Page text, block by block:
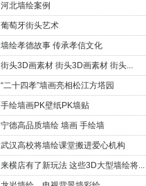
河北墙绘案例
葡萄牙街头艺术
墙绘孝德故事 传承孝信文化
街头3D画素材 街头3D画素材 街头...
“二十四孝”墙画亮相松江方塔园
手绘墙画PK壁纸PK墙贴
宁德高品质墙绘 墙画 手绘墙
武汉高校将墙绘课堂搬进爱心机构
来横店有了新玩法 这些3D大型墙绘将...